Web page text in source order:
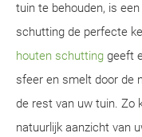
tuin te behouden, is
schutting de perfecte
houten schutting geeft
sfeer en smelt door de
de rest van uw tuin. Zo
natuurlijk aanzicht van